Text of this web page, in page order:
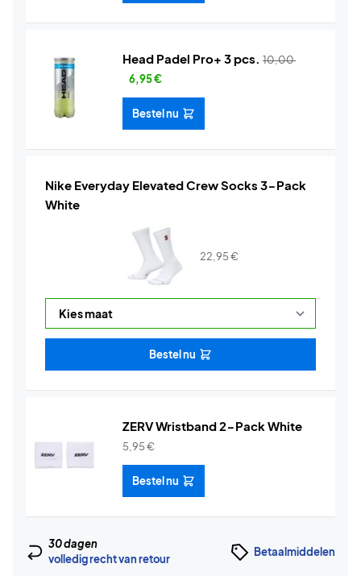
Head Padel Pro+ 3 pcs. 10,00
6,95€
Bestel nu
Nike Everyday Elevated Crew Socks 3-Pack
White
22,95€
Bestel nu
ZERV Wristband 2-Pack White
5,95€
Bestel nu
30 dagen
volledig recht van retour
Betaalmiddelen